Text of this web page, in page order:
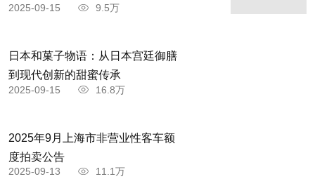
2025-09-15 9.5万
日本和菓子物语：从日本宫廷御膳
到现代创新的甜蜜传承
2025-09-15 16.8万
2025年9月上海市非营业性客车额
度拍卖公告
2025-09-13 11.1万